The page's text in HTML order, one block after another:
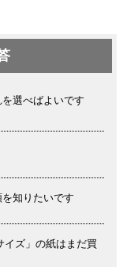
選べばよいです
知りたいです
イズ」の紙はまだ買